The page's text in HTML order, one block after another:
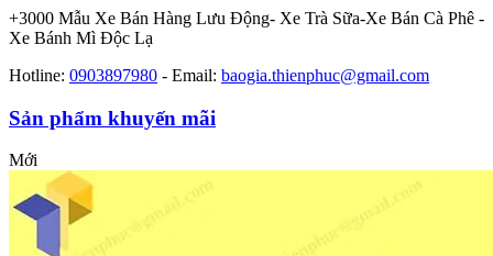
+3000 Mẫu Xe Bán Hàng Lưu Động- Xe Trà Sữa-Xe Bán Cà Phê -
Xe Bánh Mì Độc Lạ
Hotline: 0903897980 - Email: baogia.thienphuc@gmail.com
Sản phẩm khuyến mãi
Mới